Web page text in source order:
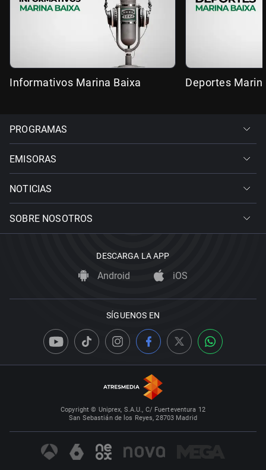
Informativos Marina Baixa Deportes
PROGRAMAS
EMISORAS
NOTICIAS
SOBRE NOSOTROS
DESCARGA LA APP
Android iOS
SÍGUENOS EN
Copyright © Uniprex, S.A.U., C/ Fuerteventura 12
San Sebastián de los Reyes, 28703 Madrid